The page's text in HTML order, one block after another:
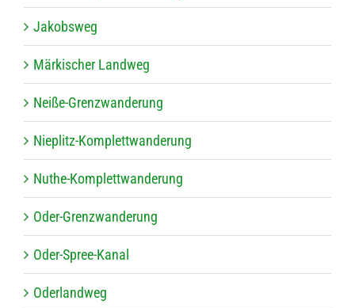
Jakobs­weg
Mär­ki­scher Landweg
Neiße-Grenz­wan­de­rung
Nie­plitz-Kom­plett­wan­de­rung
Nuthe-Kom­plett­wan­de­rung
Oder-Grenz­wan­de­rung
Oder-Spree-Kanal
Oder­land­weg